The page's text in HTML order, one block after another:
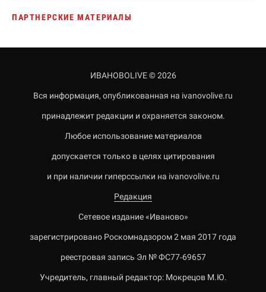
ПАРТНЕРСКИЕ МАТЕРИАЛЫ
ИВАНОВОLIVE © 2026
Вся информация, опубликованная на ivanovolive.ru
принадлежит редакции и охраняется законом.
Любое использование материалов
допускается только в целях цитирования
и при наличии гиперссылки на ivanovolive.ru
Редакция
Сетевое издание «Иваново»
зарегистрировано Роскомнадзором 2 мая 2017 года
реестровая запись Эл № ФС77-69657
Учредитель, главный редактор: Мокрецов М.Ю.